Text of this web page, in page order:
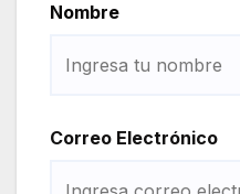
Nombre
Correo Electrónico